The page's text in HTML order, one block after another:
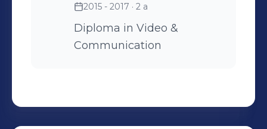
2015 - 2017 · 2 a
Diploma in Video &
Communication